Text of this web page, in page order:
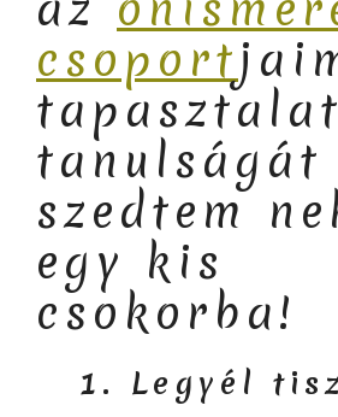
csoport
tanulságát
szedtem
egy kis
csokorba!
1. Legyél